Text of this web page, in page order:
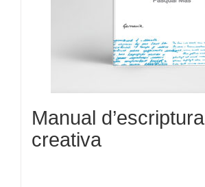
Manual d’escriptura
creativa